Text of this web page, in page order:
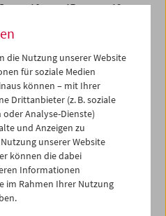
16 17
18
30
02
07 08
die Nutzung unserer Website
für soziale Medien
können – mit Ihrer
Drittanbieter (z. B. soziale
Analyse-Dienste)
und Anzeigen zu
unserer Website
können die dabei
Informationen
im Rahmen Ihrer Nutzung